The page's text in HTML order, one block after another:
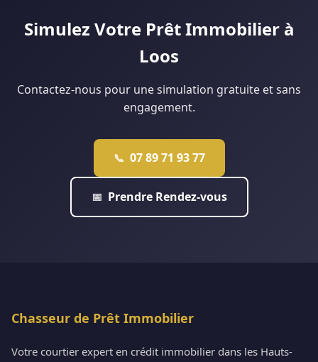
Simulez Votre Prêt Immobilier à
Loos
Contactez-nous pour une simulation gratuite et sans
engagement.
📞 07 89 71 93 77
📅 Prendre Rendez-vous
Chasseur de Prêt Immobilier
Votre courtier expert en crédit immobilier dans les Hauts-